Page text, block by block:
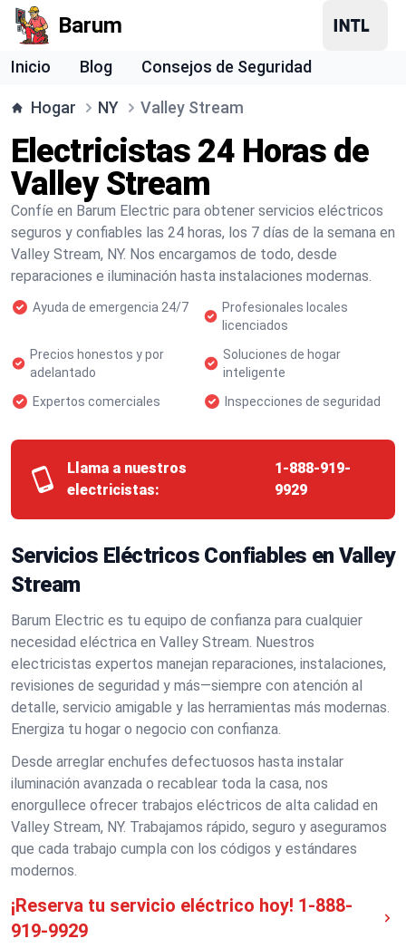
Barum
Inicio Blog Consejos de Seguridad
Hogar NY Valley Stream
Electricistas 24 Horas de
Valley Stream
Confíe en Barum Electric para obtener servicios eléctricos
seguros y confiables las 24 horas, los 7 días de la semana en
Valley Stream, NY. Nos encargamos de todo, desde
reparaciones e iluminación hasta instalaciones modernas.
Ayuda de emergencia 24/7
Profesionales locales
licenciados
Precios honestos y por
adelantado
Soluciones de hogar
inteligente
Expertos comerciales
Inspecciones de seguridad
Llama a nuestros
electricistas:
1-888-919-
9929
Servicios Eléctricos Confiables en Valley
Stream
Barum Electric es tu equipo de confianza para cualquier
necesidad eléctrica en Valley Stream. Nuestros
electricistas expertos manejan reparaciones, instalaciones,
revisiones de seguridad y más—siempre con atención al
detalle, servicio amigable y las herramientas más modernas.
Energiza tu hogar o negocio con confianza.
Desde arreglar enchufes defectuosos hasta instalar
iluminación avanzada o recablear toda la casa, nos
enorgullece ofrecer trabajos eléctricos de alta calidad en
Valley Stream, NY. Trabajamos rápido, seguro y aseguramos
que cada trabajo cumpla con los códigos y estándares
modernos.
¡Reserva tu servicio eléctrico hoy! 1-888-
919-9929